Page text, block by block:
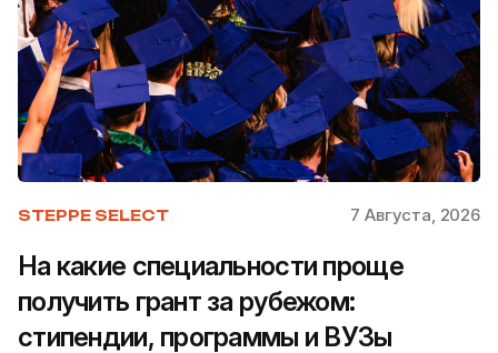
STEPPE SELECT 7 Августа, 2026
На какие специальности проще
получить грант за рубежом:
стипендии, программы и ВУЗы